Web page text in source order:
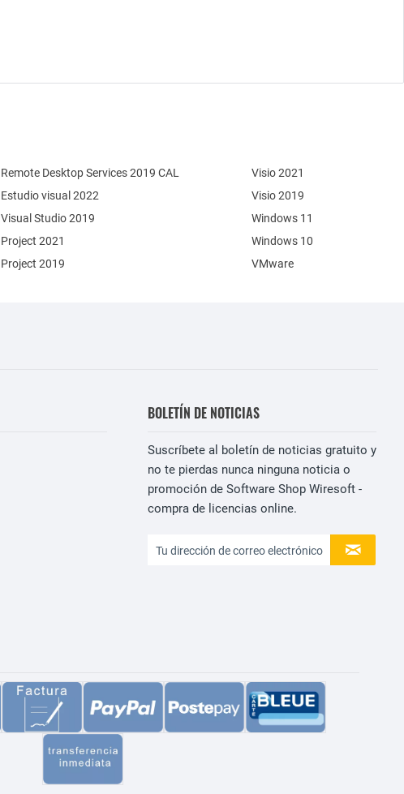
Remote Desktop Services 2019 CAL
Estudio visual 2022
Visual Studio 2019
Project 2021
Project 2019
Visio 2021
Visio 2019
Windows 11
Windows 10
VMware
BOLETÍN DE NOTICIAS
Suscríbete al boletín de noticias gratuito y
no te pierdas nunca ninguna noticia o
promoción de Software Shop Wiresoft -
compra de licencias online.